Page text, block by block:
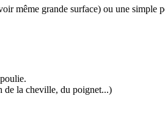
même grande surface) ou une
de la cheville, du poignet...)